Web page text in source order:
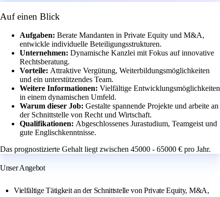
Auf einen Blick
Aufgaben: Berate Mandanten in Private Equity und M&A,
entwickle individuelle Beteiligungsstrukturen.
Unternehmen: Dynamische Kanzlei mit Fokus auf innovative
Rechtsberatung.
Vorteile: Attraktive Vergütung, Weiterbildungsmöglichkeiten
und ein unterstützendes Team.
Weitere Informationen: Vielfältige Entwicklungsmöglichkeiten
in einem dynamischen Umfeld.
Warum dieser Job: Gestalte spannende Projekte und arbeite an
der Schnittstelle von Recht und Wirtschaft.
Qualifikationen: Abgeschlossenes Jurastudium, Teamgeist und
gute Englischkenntnisse.
Das prognostizierte Gehalt liegt zwischen 45000 - 65000 € pro Jahr.
Unser Angebot
Vielfältige Tätigkeit an der Schnittstelle von Private Equity, M&A,